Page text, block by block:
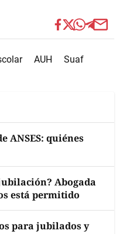
AUH Suaf
ANSES: quiénes
Abogada
está permitido
para jubilados y